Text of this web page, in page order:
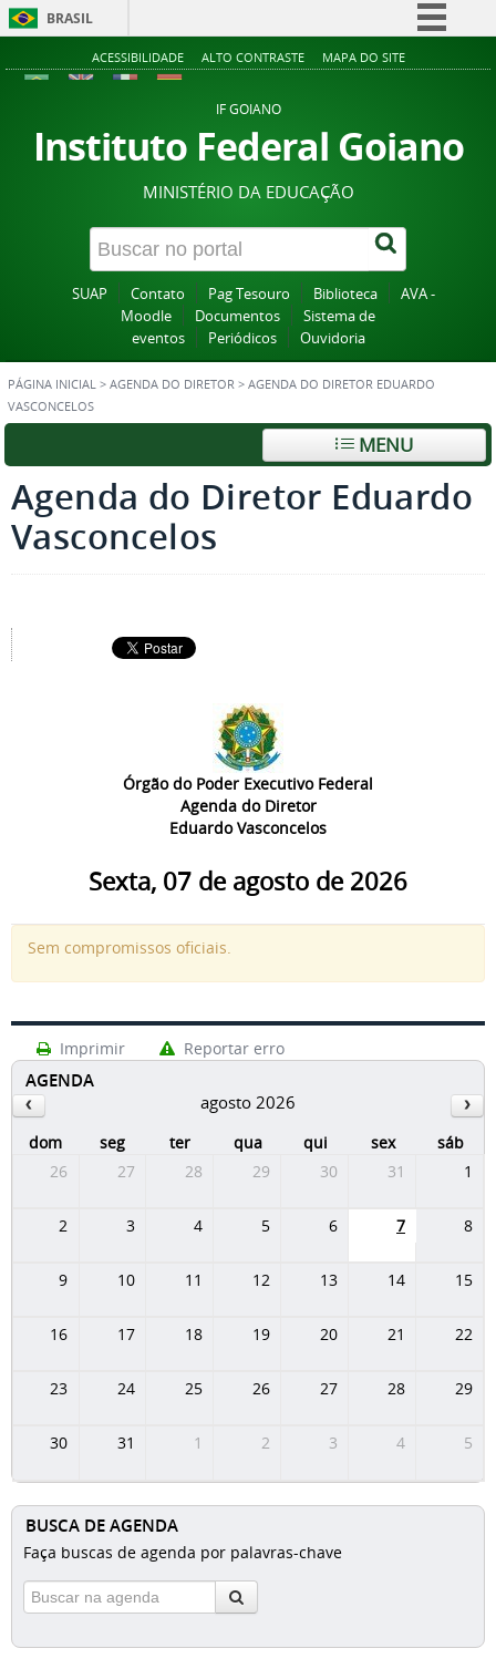
BRASIL
Simplifique!
Acesso à informação
Legislação
Canais
ACESSIBILIDADE ALTO CONTRASTE MAPA DO SITE
IF GOIANO
Instituto Federal Goiano
MINISTÉRIO DA EDUCAÇÃO
SUAP Contato Pag Tesouro Biblioteca
AVA -
Moodle
Documentos
Sistema de
eventos
Periódicos Ouvidoria
PÁGINA INICIAL > AGENDA DO DIRETOR > AGENDA DO DIRETOR EDUARDO
VASCONCELOS
MENU
Agenda do Diretor Eduardo
Vasconcelos
Órgão do Poder Executivo Federal
Agenda do Diretor
Eduardo Vasconcelos
Sexta, 07 de agosto de 2026
Sem compromissos oficiais.
Imprimir Reportar erro
AGENDA
agosto 2026
dom seg ter qua qui sex
sáb
26
27 28 29 30 31 1
2 3 4 5 6 7 8
9 10 11 12 13 14 15
16 17 18 19 20 21 22
23 24 25 26 27 28 29
30 31 1 2 3 4 5
BUSCA DE AGENDA
Faça buscas de agenda por palavras-chave